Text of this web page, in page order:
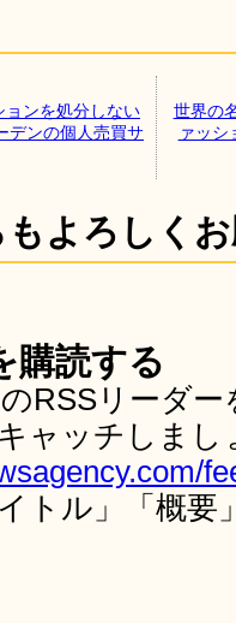
ョンを処分しない
デンの個人売買サ
世界の
ァッシ
よろしく
購読する
RSSリーダ
ャッチしま
トル」「概要